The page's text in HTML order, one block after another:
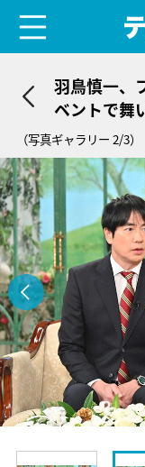
羽鳥慎一、
ベントで舞
は？」
（写真ギャラリー 2/3）